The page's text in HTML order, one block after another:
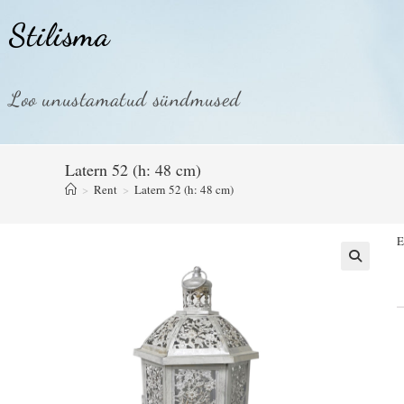
Stilisma
Loo unustamatud sündmused
Latern 52 (h: 48 cm)
> Rent > Latern 52 (h: 48 cm)